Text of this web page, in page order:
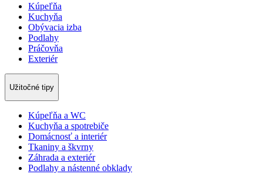
Kúpeľňa
Kuchyňa
Obývacia izba
Podlahy
Práčovňa
Exteriér
Užitočné tipy
Kúpeľňa a WC
Kuchyňa a spotrebiče
Domácnosť a interiér
Tkaniny a škvrny
Záhrada a exteriér
Podlahy a nástenné obklady